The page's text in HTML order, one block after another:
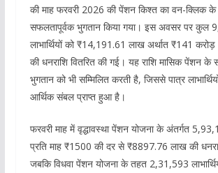
की माह फरवरी 2026 की पेंशन किश्त का वन-क्लिक के
सफलतापूर्वक भुगतान किया गया। इस अवसर पर कुल
लाभार्थियों को ₹14,191.61 लाख अर्थात ₹141
की धनराशि वितरित की गई। यह राशि मासिक पेंशन के
भुगतान को भी सम्मिलित करती है, जिससे पात्र
आर्थिक संबल प्राप्त हुआ है।
फरवरी माह में वृद्धावस्था पेंशन योजना के अंतर्गत
प्रति माह ₹1500 की दर से ₹8897.76 लाख की
जबकि विधवा पेंशन योजना के तहत 2,31,593